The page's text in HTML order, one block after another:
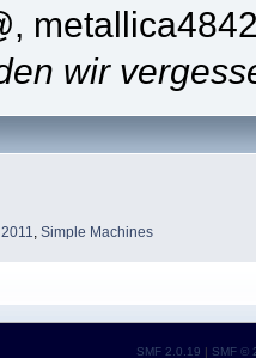
wir
Simple Machines
SMF 2.0.19 | SMF ©